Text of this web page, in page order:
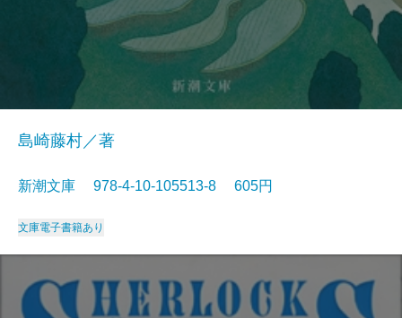
島崎藤村／著
新潮文庫 978-4-10-105513-8 605円
文庫電子書籍あり